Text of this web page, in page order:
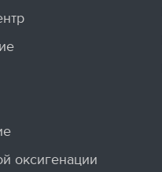
оксигенации